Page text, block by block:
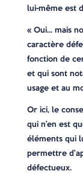
lui-même est
« Oui… mais
caractère
fonction de
et qui sont
usage et au
Or ici, le
qui n’en est
éléments qui
permettre
défectueux.